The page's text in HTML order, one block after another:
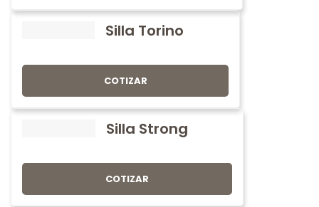
Silla Torino
COTIZAR
Silla Strong
COTIZAR